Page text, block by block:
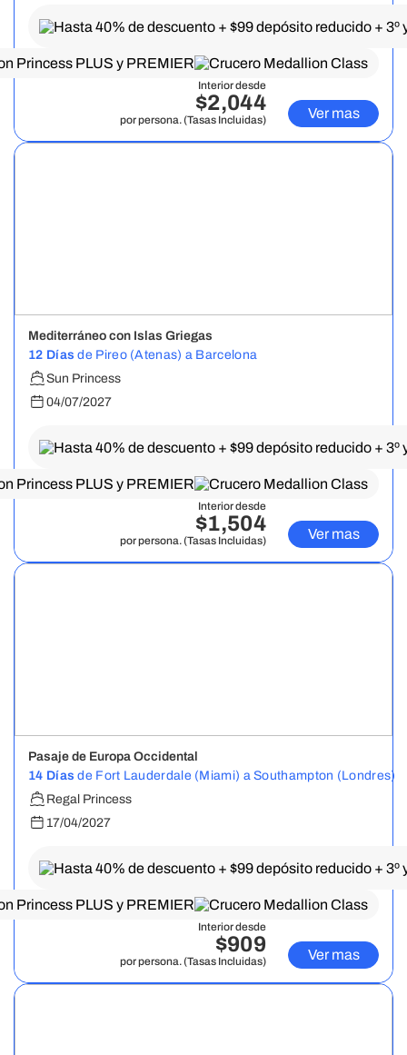
Interior desde
$2,044
por persona. (Tasas Incluidas) Ver mas
Mediterráneo con Islas Griegas
12 Días de Pireo (Atenas) a Barcelona
Sun Princess
04/07/2027
Interior desde
$1,504
por persona. (Tasas Incluidas) Ver mas
Pasaje de Europa Occidental
14 Días de Fort Lauderdale (Miami) a Southampton (Londres)
Regal Princess
17/04/2027
Interior desde
$909
por persona. (Tasas Incluidas) Ver mas